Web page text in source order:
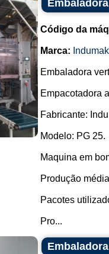
Código da
Marca: Indumak
Embaladora
Empacotadora
Fabricante:
Modelo: PG 25.
Maquina em
Produção
Pacotes
Pro...